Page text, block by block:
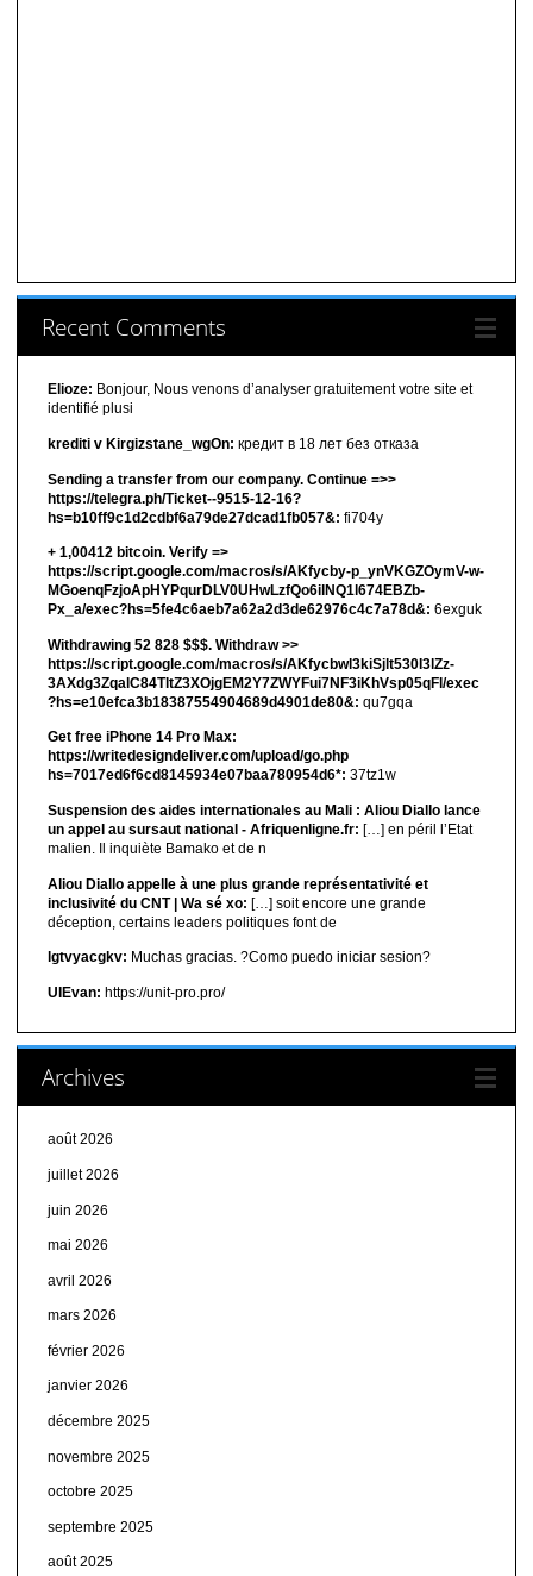
Recent Comments
Elioze: Bonjour, Nous venons d’analyser gratuitement votre site et
identifié plusi
krediti v Kirgizstane_wgOn: кредит в 18 лет без отказа
Sending a transfer from our company. Continue =>>
https://telegra.ph/Ticket--9515-12-16?
hs=b10ff9c1d2cdbf6a79de27dcad1fb057&: fi704y
+ 1,00412 bitсоin. Verify =>
https://script.google.com/macros/s/AKfycby-p_ynVKGZOymV-w-
MGoenqFzjoApHYPqurDLV0UHwLzfQo6ilNQ1l674EBZb-
Px_a/exec?hs=5fe4c6aeb7a62a2d3de62976c4c7a78d&: 6exguk
Withdrawing 52 828 $$$. Withdrаw >>
https://script.google.com/macros/s/AKfycbwl3kiSjlt530I3lZz-
3AXdg3ZqalC84TltZ3XOjgEM2Y7ZWYFui7NF3iKhVsp05qFl/exec
?hs=e10efca3b18387554904689d4901de80&: qu7gqa
Get free iPhone 14 Pro Max:
https://writedesigndeliver.com/upload/go.php
hs=7017ed6f6cd8145934e07baa780954d6*: 37tz1w
Suspension des aides internationales au Mali : Aliou Diallo lance
un appel au sursaut national - Afriquenligne.fr: […] en péril l’Etat
malien. Il inquiète Bamako et de n
Aliou Diallo appelle à une plus grande représentativité et
inclusivité du CNT | Wa sé xo: […] soit encore une grande
déception, certains leaders politiques font de
lgtvyacgkv: Muchas gracias. ?Como puedo iniciar sesion?
UIEvan: https://unit-pro.pro/
Archives
août 2026
juillet 2026
juin 2026
mai 2026
avril 2026
mars 2026
février 2026
janvier 2026
décembre 2025
novembre 2025
octobre 2025
septembre 2025
août 2025